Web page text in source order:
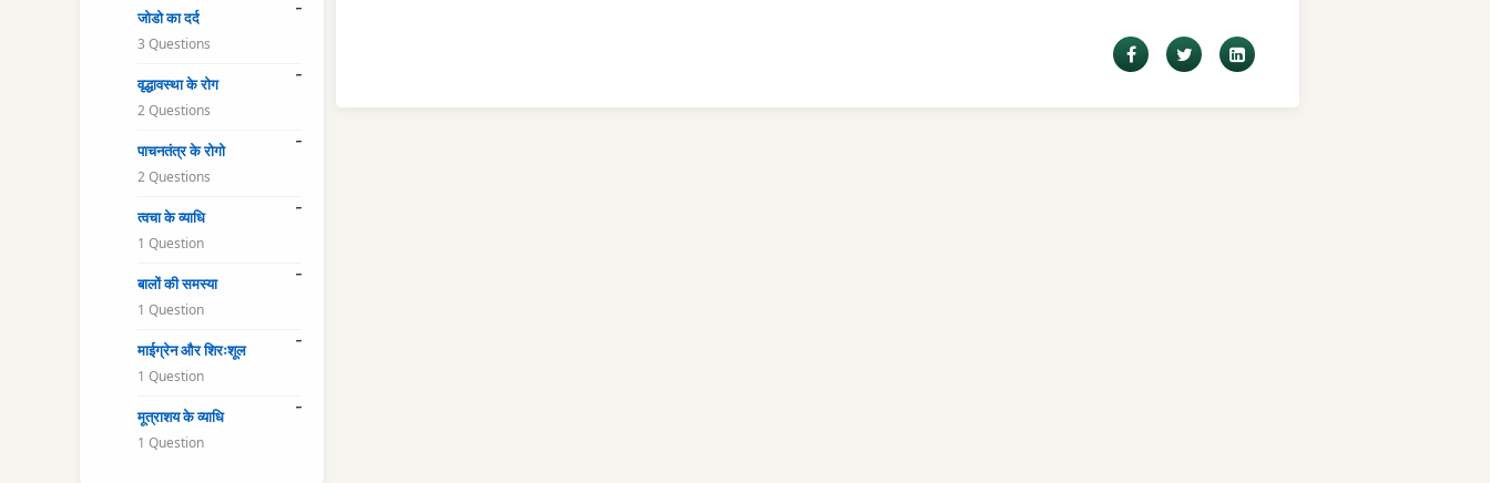
FacebookTwitterLinkedIn
जोडो का दर्द
3 Questions
वृद्धावस्था के रोग
2 Questions
पाचनतंत्र के रोगो
2 Questions
त्वचा के व्याधि
1 Question
बालों की समस्या
1 Question
माईग्रेन और शिरःशूल
1 Question
मूत्राशय के व्याधि
1 Question